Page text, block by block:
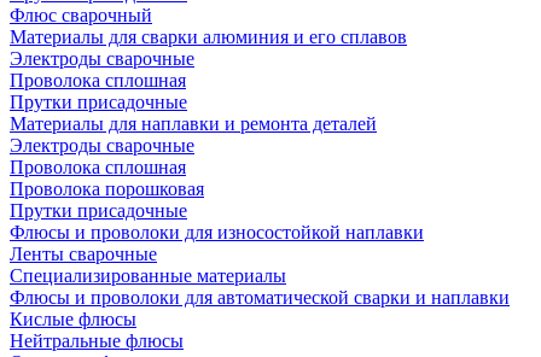
Флюс сварочный
Материалы для сварки алюминия и его сплавов
Электроды сварочные
Проволока сплошная
Прутки присадочные
Материалы для наплавки и ремонта деталей
Электроды сварочные
Проволока сплошная
Проволока порошковая
Прутки присадочные
Флюсы и проволоки для износостойкой наплавки
Ленты сварочные
Специализированные материалы
Флюсы и проволоки для автоматической сварки и наплавки
Кислые флюсы
Нейтральные флюсы